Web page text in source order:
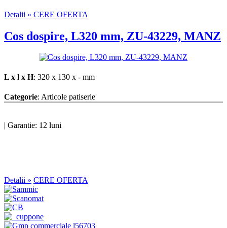
Detalii » CERE OFERTA
Cos dospire, L320 mm, ZU-43229, MANZ
L x l x H: 320 x 130 x - mm
Categorie: Articole patiserie
| Garantie: 12 luni
Detalii » CERE OFERTA